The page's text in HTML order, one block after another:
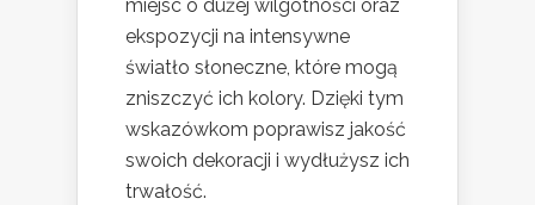
miejsc o dużej wilgotności oraz
ekspozycji na intensywne
światło słoneczne, które mogą
zniszczyć ich kolory. Dzięki tym
wskazówkom poprawisz jakość
swoich dekoracji i wydłużysz ich
trwałość.